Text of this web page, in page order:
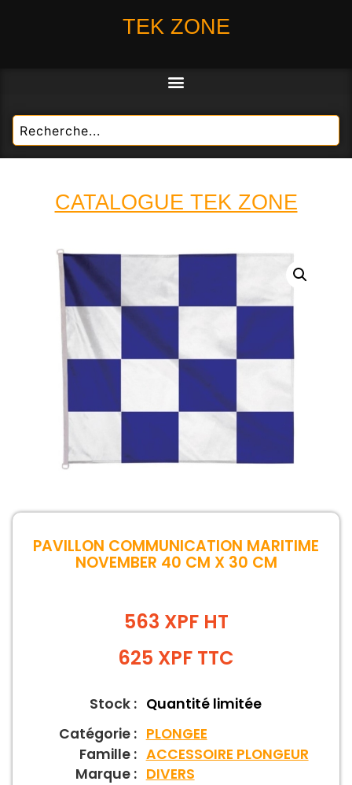
TEK ZONE
CATALOGUE TEK ZONE
PAVILLON COMMUNICATION MARITIME
NOVEMBER 40 CM X 30 CM
563 XPF HT
625 XPF TTC
Stock : Quantité limitée
Catégorie : PLONGEE
Famille : ACCESSOIRE PLONGEUR
Marque : DIVERS